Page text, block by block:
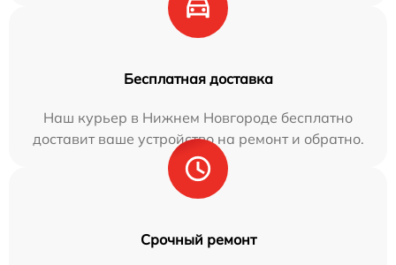
Бесплатная доставка
Наш курьер в Нижнем Новгороде бесплатно
доставит ваше устройство на ремонт и обратно.
Срочный ремонт